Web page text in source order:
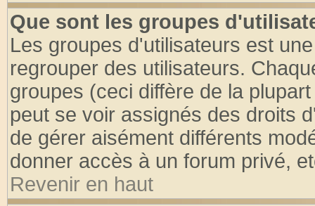
Que sont les groupes
Les groupes d'utilisateurs est
regrouper des utilisateurs.
groupes (ceci diffère de la
peut se voir assignés des droits
de gérer aisément différents
donner accès à un forum privé,
Revenir en haut